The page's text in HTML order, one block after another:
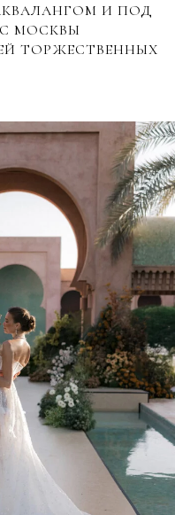
И ПОД
МОСКВЫ
ТОРЖЕСТВЕННЫХ